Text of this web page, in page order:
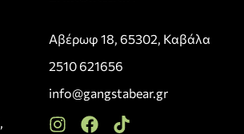
Αβέρωφ 18, 65302, Καβάλα
2510 621656
info@gangstabear.gr